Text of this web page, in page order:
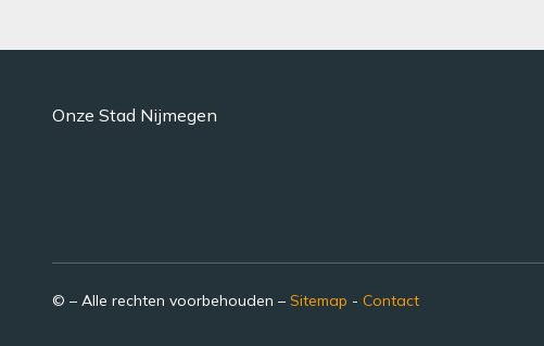
Onze Stad Nijmegen
© – Alle rechten voorbehouden – Sitemap - Contact